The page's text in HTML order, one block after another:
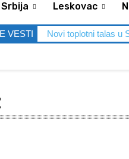
Srbija Leskovac
VESTI Novi toplotni talas u